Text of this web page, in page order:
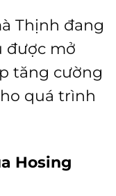
Thịnh đang
được mở
tăng cường
quá trình
Hosing